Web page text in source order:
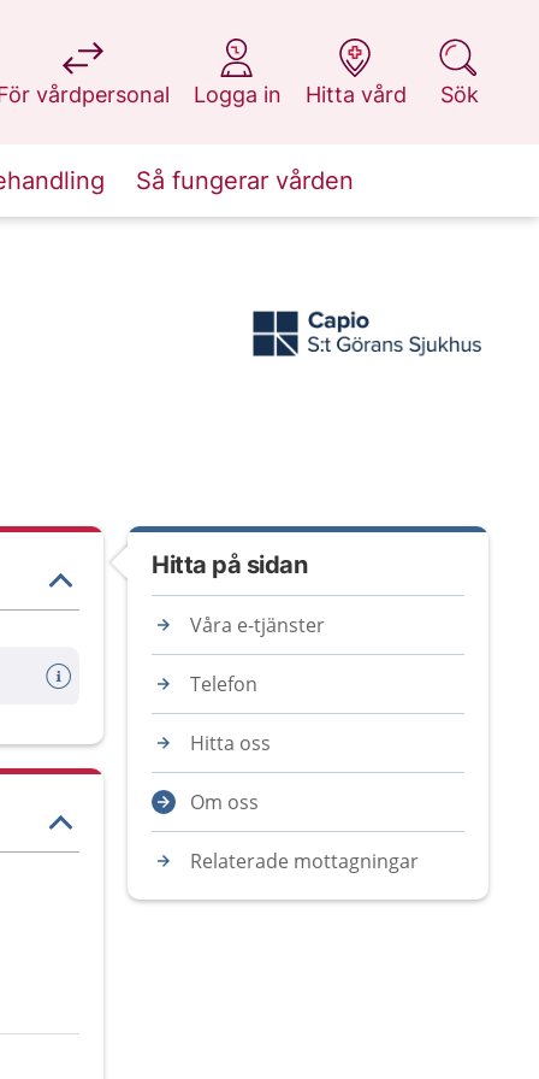
vårdpersonal
på 1177.se
Logga in
på 1177.se
Hitta vård
på 1177.se
Sök
på 1177.se
Så fungerar vården
Hitta på sidan
Våra e-tjänster
Telefon
Hitta oss
Om oss
Relaterade mottagningar